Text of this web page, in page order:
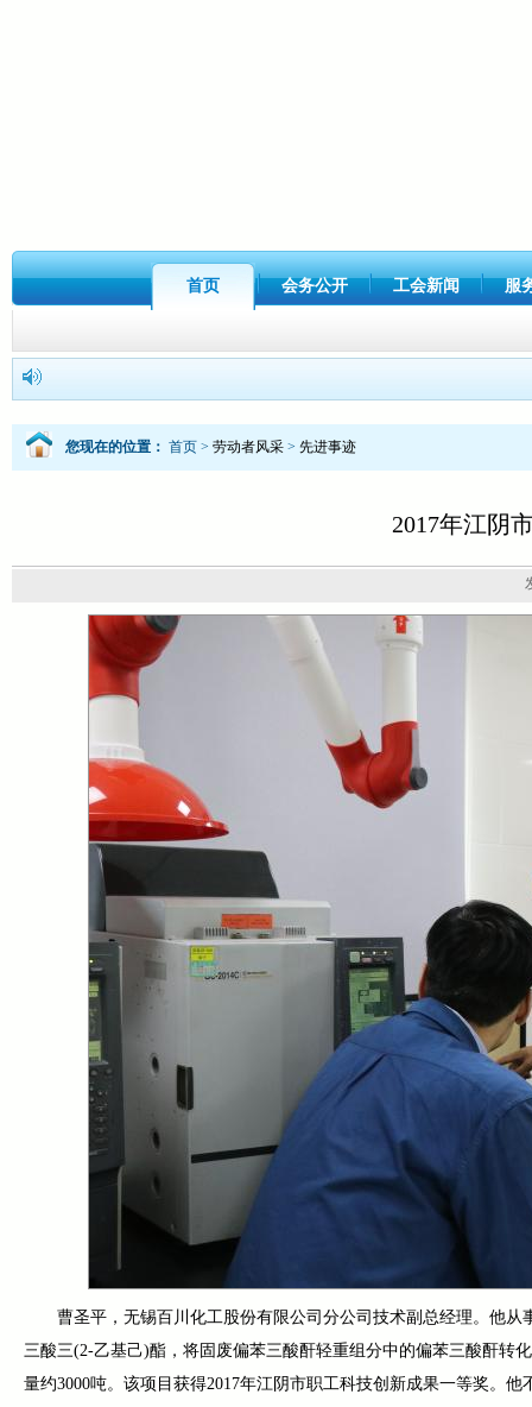
首页 会务公开 工会新闻 服
您现在的位置： 首页 > 劳动者风采 > 先进事迹
2017年江阴
曹圣平，无锡百川化工股份有限公司分公司技术副总经理。他
三酸三(2-乙基己)酯，将固废偏苯三酸酐轻重组分中的偏苯三酸酐转
量约3000吨。该项目获得2017年江阴市职工科技创新成果一等奖。